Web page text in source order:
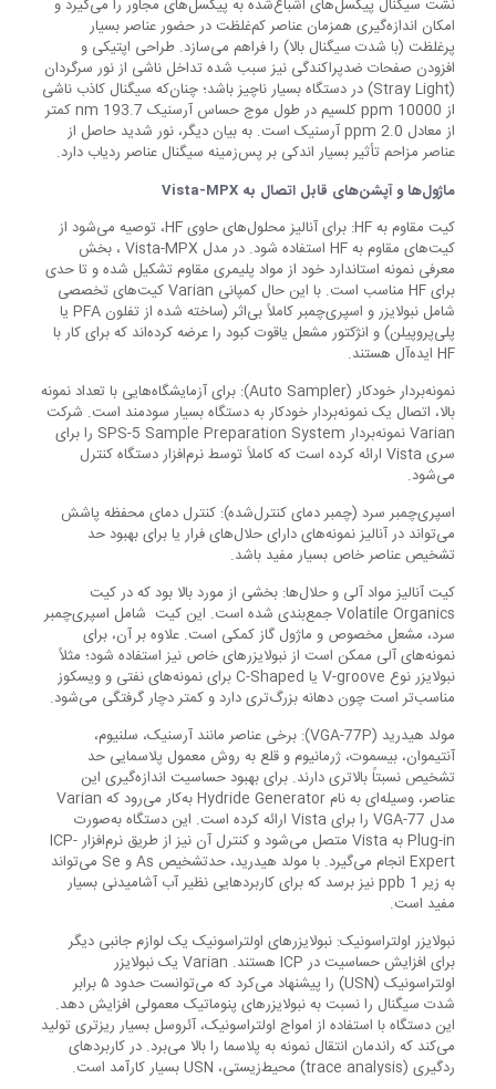
نشت سیگنال پیکسل‌های اشباع‌شده به پیکسل‌های مجاور را می‌گیرد و
امکان اندازه‌گیری همزمان عناصر کم‌غلظت در حضور عناصر بسیار
پرغلظت (با شدت سیگنال بالا) را فراهم می‌سازد. طراحی اپتیکی و
افزودن صفحات ضدپراکندگی نیز سبب شده تداخل ناشی از نور سرگردان
(Stray Light) در دستگاه بسیار ناچیز باشد؛ چنان‌که سیگنال کاذب ناشی
از 10000 ppm کلسیم در طول موج حساس آرسنیک 193.7 nm کمتر
از معادل 2.0 ppm آرسنیک است. به بیان دیگر، نور شدید حاصل از
عناصر مزاحم تأثیر بسیار اندکی بر پس‌زمینه سیگنال عناصر ردیاب دارد.
ماژول‌ها و آپشن‌های قابل اتصال به
کیت مقاوم به HF: برای آنالیز محلول‌های حاوی HF، توصیه می‌شود از
کیت‌های مقاوم به HF استفاده شود. در مدل Vista-MPX ، بخش
معرفی نمونه استاندارد خود از مواد پلیمری مقاوم تشکیل شده و تا حدی
برای HF مناسب است. با این حال کمپانی Varian کیت‌های تخصصی
شامل نبولایزر و اسپری‌چمبر کاملاً بی‌اثر (ساخته شده از تفلون PFA یا
پلی‌پروپیلن) و انژکتور مشعل یاقوت کبود را عرضه کرده‌اند که برای کار با
HF ایده‌آل هستند.
نمونه‌بردار خودکار (Auto Sampler): برای آزمایشگاه‌هایی با تعداد نمونه
بالا، اتصال یک نمونه‌بردار خودکار به دستگاه بسیار سودمند است. شرکت
Varian نمونه‌بردار SPS-5 Sample Preparation System را برای
سری Vista ارائه کرده است که کاملاً توسط نرم‌افزار دستگاه کنترل
می‌شود.
اسپری‌چمبر سرد (چمبر دمای کنترل‌شده): کنترل دمای محفظه پاشش
می‌تواند در آنالیز نمونه‌های دارای حلال‌های فرار یا برای بهبود حد
تشخیص عناصر خاص بسیار مفید باشد.
کیت آنالیز مواد آلی و حلال‌ها: بخشی از مورد بالا بود که در کیت
Volatile Organics جمع‌بندی شده است. این کیت شامل اسپری‌چمبر
سرد، مشعل مخصوص و ماژول گاز کمکی است. علاوه بر آن، برای
نمونه‌های آلی ممکن است از نبولایزرهای خاص نیز استفاده شود؛ مثلاً
نبولایزر نوع V-groove یا C-Shaped برای نمونه‌های نفتی و ویسکوز
مناسب‌تر است چون دهانه بزرگ‌تری دارد و کمتر دچار گرفتگی می‌شود.
مولد هیدرید (VGA-77P): برخی عناصر مانند آرسنیک، سلنیوم،
آنتیموان، بیسموت، ژرمانیوم و قلع به روش معمول پلاسمایی حد
تشخیص نسبتاً بالاتری دارند. برای بهبود حساسیت اندازه‌گیری این
عناصر، وسیله‌ای به نام Hydride Generator به‌کار می‌رود که Varian
مدل VGA-77 را برای Vista ارائه کرده است. این دستگاه به‌صورت
Plug-in به Vista متصل می‌شود و کنترل آن نیز از طریق نرم‌افزار ICP-
Expert انجام می‌گیرد. با مولد هیدرید، حدتشخیص As و Se می‌تواند
به زیر 1 ppb نیز برسد که برای کاربردهایی نظیر آب آشامیدنی بسیار
مفید است.
نبولایزر اولتراسونیک: نبولایزرهای اولتراسونیک یک لوازم جانبی دیگر
برای افزایش حساسیت در ICP هستند. Varian یک نبولایزر
اولتراسونیک (USN) را پیشنهاد می‌کرد که می‌توانست حدود ۵ برابر
شدت سیگنال را نسبت به نبولایزرهای پنوماتیک معمولی افزایش دهد.
این دستگاه با استفاده از امواج اولتراسونیک، آئروسل بسیار ریزتری تولید
می‌کند که راندمان انتقال نمونه به پلاسما را بالا می‌برد. در کاربردهای
رد‌گیری (trace analysis) محیط‌زیستی، USN بسیار کارآمد است.